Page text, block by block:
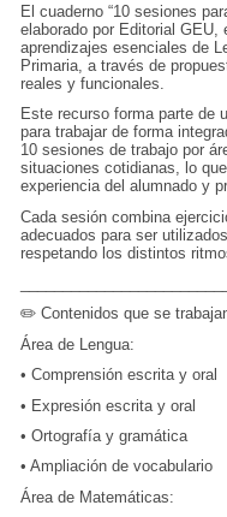
El cuaderno “10 sesiones
elaborado por Editorial GEU,
aprendizajes esenciales de
Primaria, a través de
reales y funcionales.
Este recurso forma parte de
para trabajar de forma
10 sesiones de trabajo por
situaciones cotidianas, lo
experiencia del alumnado y
Cada sesión combina
adecuados para ser
respetando los distintos
✏️ Contenidos que se
Área de Lengua:
• Comprensión escrita y oral
• Expresión escrita y oral
• Ortografía y gramática
• Ampliación de vocabulario
Área de Matemáticas: